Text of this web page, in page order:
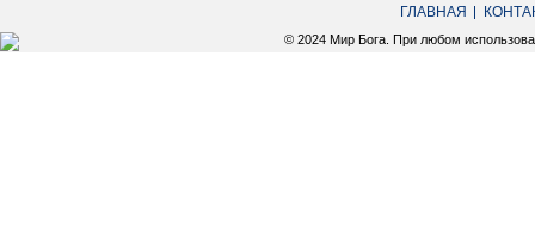
ГЛАВНАЯ
© 2024 Мир Бога. При любом